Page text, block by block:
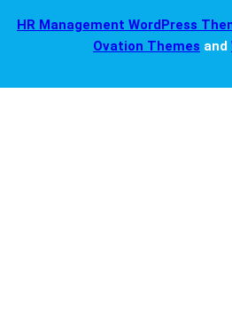
HR Management WordPress
Ovation Themes and